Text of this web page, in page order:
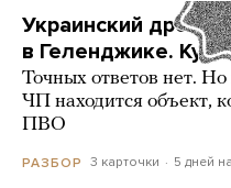
Украинский дрон
в Геленджике.
Точных ответов нет.
ЧП находится объект,
ПВО
РАЗБОР 3 карточки 5 дней